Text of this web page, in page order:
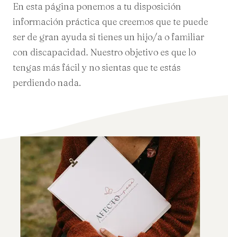
En esta página ponemos a tu disposición
información práctica que creemos que te puede
ser de gran ayuda si tienes un hijo/a o familiar
con discapacidad. Nuestro objetivo es que lo
tengas más fácil y no sientas que te estás
perdiendo nada.